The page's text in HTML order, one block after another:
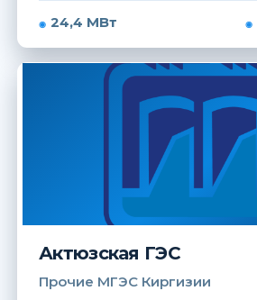
24,4 МВт
Актюзская ГЭС
Прочие МГЭС Киргизии